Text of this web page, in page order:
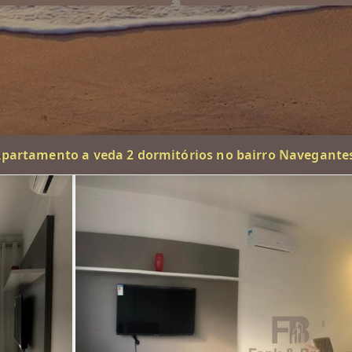
a veda 2 dormitórios no bairro